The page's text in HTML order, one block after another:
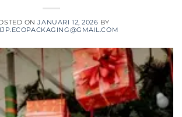
ONJANUARI 12, 2026 BY